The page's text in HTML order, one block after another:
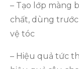
– Tạo lớp màng
chất, dùng trước
vệ tóc
– Hiệu quả tức